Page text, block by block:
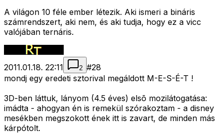
A világon 10 féle ember létezik. Aki ismeri a bináris
számrendszert, aki nem, és aki tudja, hogy ez a vicc
valójában ternáris.
2011.01.18. 22:11 2 #28
mondj egy eredeti sztorival megáldott M-E-S-É-T !
3D-ben láttuk, lányom (4.5 éves) elsõ mozilátogatása:
imádta - ahogyan én is remekül szórakoztam - a disney
mesékben megszokott ének itt is zavart, de minden más
kárpótolt.